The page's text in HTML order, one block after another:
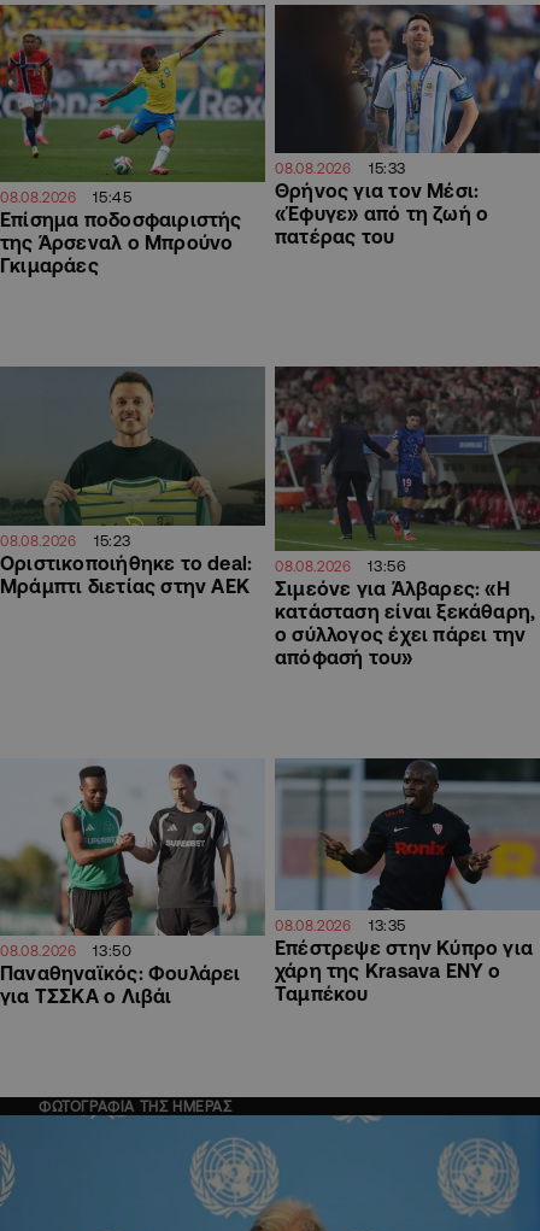
08.08.2026 15:45
Επίσημα ποδοσφαιριστής
της Άρσεναλ ο Μπρούνο
Γκιμαράες
08.08.2026 15:33
Θρήνος για τον Μέσι:
«Έφυγε» από τη ζωή ο
πατέρας του
08.08.2026 15:23
Οριστικοποιήθηκε το deal:
Μράμπτι διετίας στην ΑΕΚ
08.08.2026 13:56
Σιμεόνε για Άλβαρες: «Η
κατάσταση είναι ξεκάθαρη,
ο σύλλογος έχει πάρει την
απόφασή του»
08.08.2026 13:50
Παναθηναϊκός: Φουλάρει
για ΤΣΣΚΑ ο Λιβάι
08.08.2026 13:35
Επέστρεψε στην Κύπρο για
χάρη της Krasava ΕΝΥ ο
Ταμπέκου
ΦΩΤΟΓΡΑΦΙΑ ΤΗΣ ΗΜΕΡΑΣ